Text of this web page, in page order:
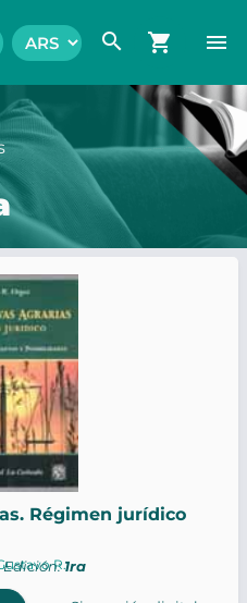
search shopping_cart menu
Régimen jurídico
R.1ra